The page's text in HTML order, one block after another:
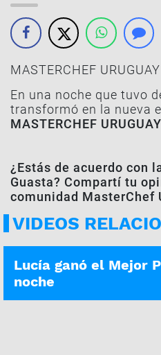
MASTERCHEF
En una noche que tuvo
transformó en la nueva
MASTERCHEF URUGUAY
¿Estás de acuerdo con
Guasta? Compartí tu
comunidad MasterChef
VIDEOS
MEJORES PLATOS
Lucía ganó el Mejor
noche